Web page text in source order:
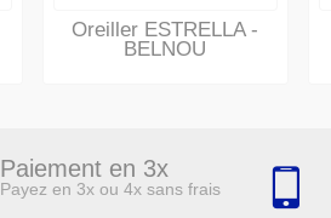
Oreiller ESTRELLA -
BELNOU
Paiement en 3x
Payez en 3x ou 4x sans frais